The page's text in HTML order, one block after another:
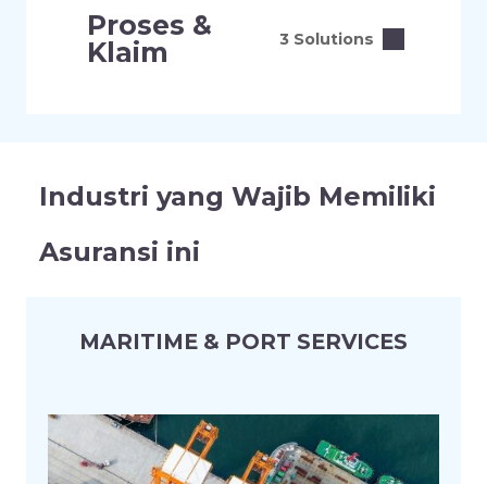
Proses &
Klaim
3 Solutions
Industri yang Wajib Memiliki
Asuransi ini
MARITIME & PORT SERVICES